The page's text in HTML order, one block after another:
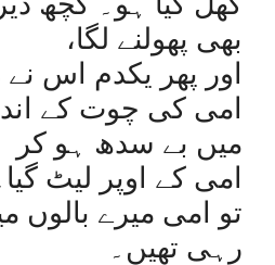
بھی پھولنے لگا،
اور پھر یکدم اس نے
امی کی چوت کے
میں بے سدھ ہو کر
امی کے اوپر لیٹ
تو امی میرے بالوں
رہی تھیں۔